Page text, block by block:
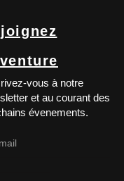
vous à notre
et au courant des
évenements.